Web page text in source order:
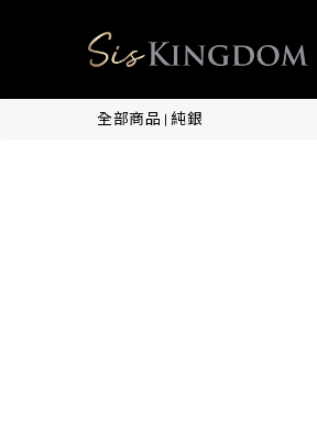
全部商品 | 純銀